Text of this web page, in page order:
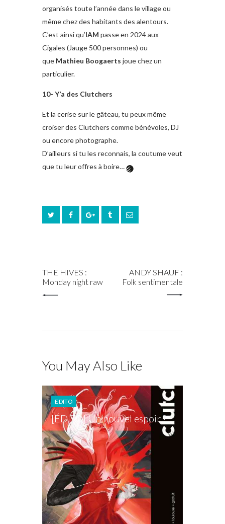
organisés toute l’année dans le village ou
même chez des habitants des alentours.
C’est ainsi qu’IAM passe en 2024 aux
Cigales (Jauge 500 personnes) ou
que Mathieu Boogaerts joue chez un
particulier.
10- Y’a des Clutchers
Et la cerise sur le gâteau, tu peux même
croiser des Clutchers comme bénévoles, DJ
ou encore photographe.
D’ailleurs si tu les reconnais, la coutume veut
que tu leur offres à boire…
THE HIVES :
Monday night raw
ANDY SHAUF :
Folk sentimentale
You May Also Like
EDITO
[ÉDITO] Un nouvel espoir ?